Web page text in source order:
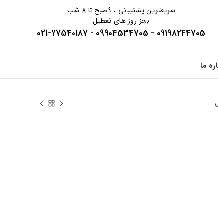
سریعترین پشتیبانی ، 9صبح تا 8 شب
بجز روز های تعطیل
09198244705 - 09904534705 - 021-77540187
ما